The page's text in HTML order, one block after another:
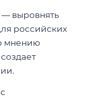
выровнять
российских
мнению